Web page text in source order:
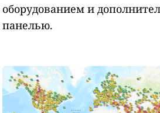
оборудованием и
панелью.